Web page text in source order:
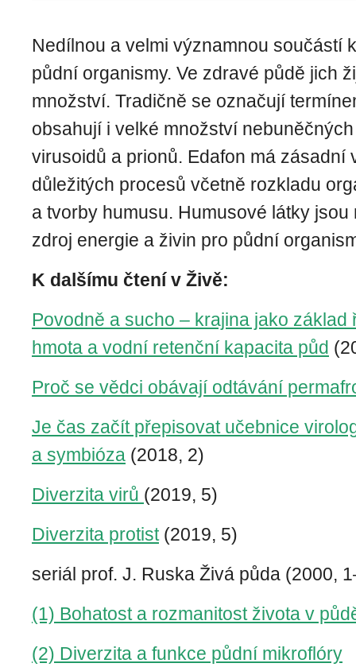
Nedílnou a velmi významnou součástí
půdní organismy. Ve zdravé půdě jich
množství. Tradičně se označují
obsahují i velké množství nebuněčných
virusoidů a prionů. Edafon má zásadní
důležitých procesů včetně rozkladu
a tvorby humusu. Humusové látky
zdroj energie a živin pro půdní
K dalšímu čtení v Živě:
Povodně a sucho – krajina jako základ
hmota a vodní retenční kapacita půd
Proč se vědci obávají odtávání
Je čas začít přepisovat učebnice
a symbióza (2018, 2)
Diverzita virů (2019, 5)
Diverzita protist(2019, 5)
seriál prof. J. Ruska Živá půda (2000,
(1) Bohatost a rozmanitost života v
(2) Diverzita a funkce půdní mikroflóry